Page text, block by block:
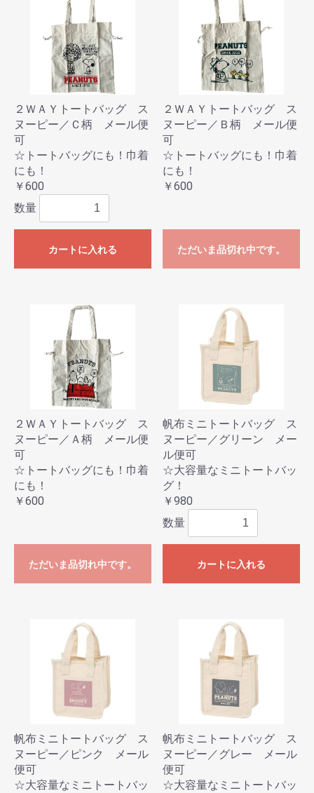
２ＷＡＹトートバッグ ス
ヌーピー／Ｃ柄 メール便
可
☆トートバッグにも！巾着
にも！
￥600
数量
カートに入れる
２ＷＡＹトートバッグ ス
ヌーピー／Ｂ柄 メール便
可
☆トートバッグにも！巾着
にも！
￥600
ただいま品切れ中です。
２ＷＡＹトートバッグ ス
ヌーピー／Ａ柄 メール便
可
☆トートバッグにも！巾着
にも！
￥600
ただいま品切れ中です。
帆布ミニトートバッグ ス
ヌーピー／グリーン メー
ル便可
☆大容量なミニトートバッ
グ！
￥980
数量
カートに入れる
帆布ミニトートバッグ ス
ヌーピー／ピンク メール
便可
☆大容量なミニトートバッ
帆布ミニトートバッグ ス
ヌーピー／グレー メール
便可
☆大容量なミニトートバッ